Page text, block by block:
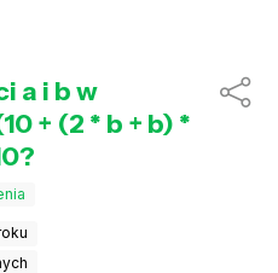
a i b w
+ (2 * b + b) *